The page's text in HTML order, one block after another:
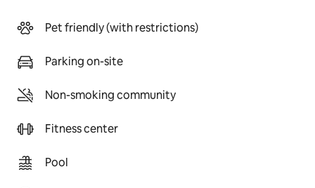
Pet friendly (with restrictions)
Parking on-site
Non-smoking community
Fitness center
Pool